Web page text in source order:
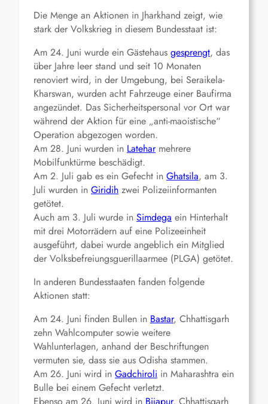
Die Menge an Aktionen in Jharkhand zeigt, wie
stark der Volkskrieg in diesem Bundesstaat ist:
Am 24. Juni wurde ein Gästehaus gesprengt, das
über Jahre leer stand und seit 10 Monaten
renoviert wird, in der Umgebung, bei Seraikela-
Kharswan, wurden acht Fahrzeuge einer Baufirma
angezündet. Das Sicherheitspersonal vor Ort war
während der Aktion für eine „anti-maoistische“
Operation abgezogen worden.
Am 28. Juni wurden in Lateharmehrere
Mobilfunktürme beschädigt.
Am 2. Juli gab es ein Gefecht in Ghatsila, am 3.
Juli wurden in Giridih zwei Polizeiinformanten
getötet.
Auch am 3. Juli wurde in Simdega ein Hinterhalt
mit drei Motorrädern auf eine Polizeeinheit
ausgeführt, dabei wurde angeblich ein Mitglied
der Volksbefreiungsguerillaarmee (PLGA) getötet.
In anderen Bundesstaaten fanden folgende
Aktionen statt:
Am 24. Juni finden Bullen in Bastar, Chhattisgarh
zehn Wahlcomputer sowie weitere
Wahlunterlagen, anhand der Beschriftungen
vermuten sie, dass sie aus Odisha stammen.
Am 26. Juni wird in Gadchiroli in Maharashtra ein
Bulle bei einem Gefecht verletzt.